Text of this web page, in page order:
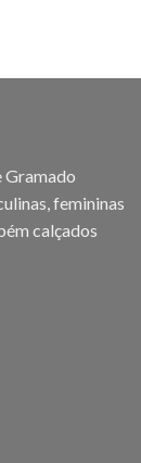
Gramado
femininas
calçados